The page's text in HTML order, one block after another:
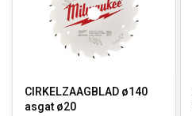
CIRKELZAAGBLAD ø140
asgat ø20